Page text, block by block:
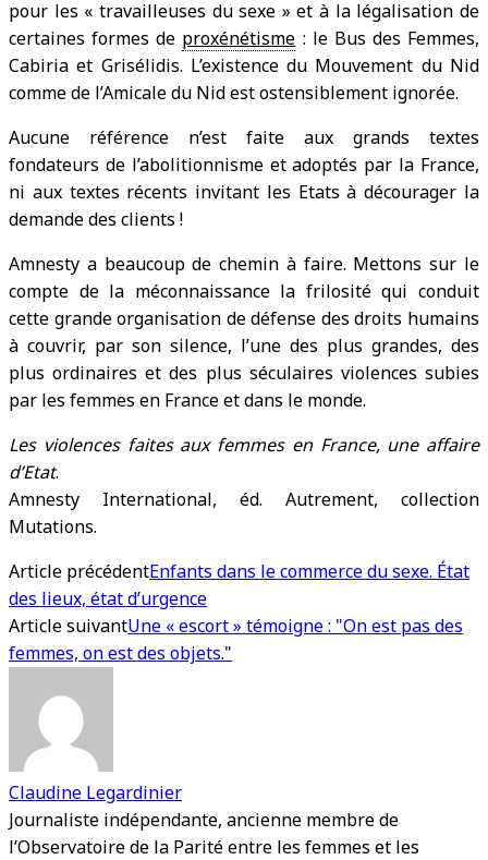
pour les « travailleuses du sexe » et à la légalisation de
certaines formes de proxénétisme : le Bus des Femmes,
Cabiria et Grisélidis. L’existence du Mouvement du Nid
comme de l’Amicale du Nid est ostensiblement ignorée.
Aucune référence n’est faite aux grands textes
fondateurs de l’abolitionnisme et adoptés par la France,
ni aux textes récents invitant les Etats à décourager la
demande des clients !
Amnesty a beaucoup de chemin à faire. Mettons sur le
compte de la méconnaissance la frilosité qui conduit
cette grande organisation de défense des droits humains
à couvrir, par son silence, l’une des plus grandes, des
plus ordinaires et des plus séculaires violences subies
par les femmes en France et dans le monde.
Les violences faites aux femmes en France, une affaire
d’Etat.
Amnesty International, éd. Autrement, collection
Mutations.
Article précédentEnfants dans le commerce du sexe. État
des lieux, état d’urgence
Article suivantUne « escort » témoigne : On est pas des
femmes, on est des objets.
Claudine Legardinier
Journaliste indépendante, ancienne membre de
l’Observatoire de la Parité entre les femmes et les